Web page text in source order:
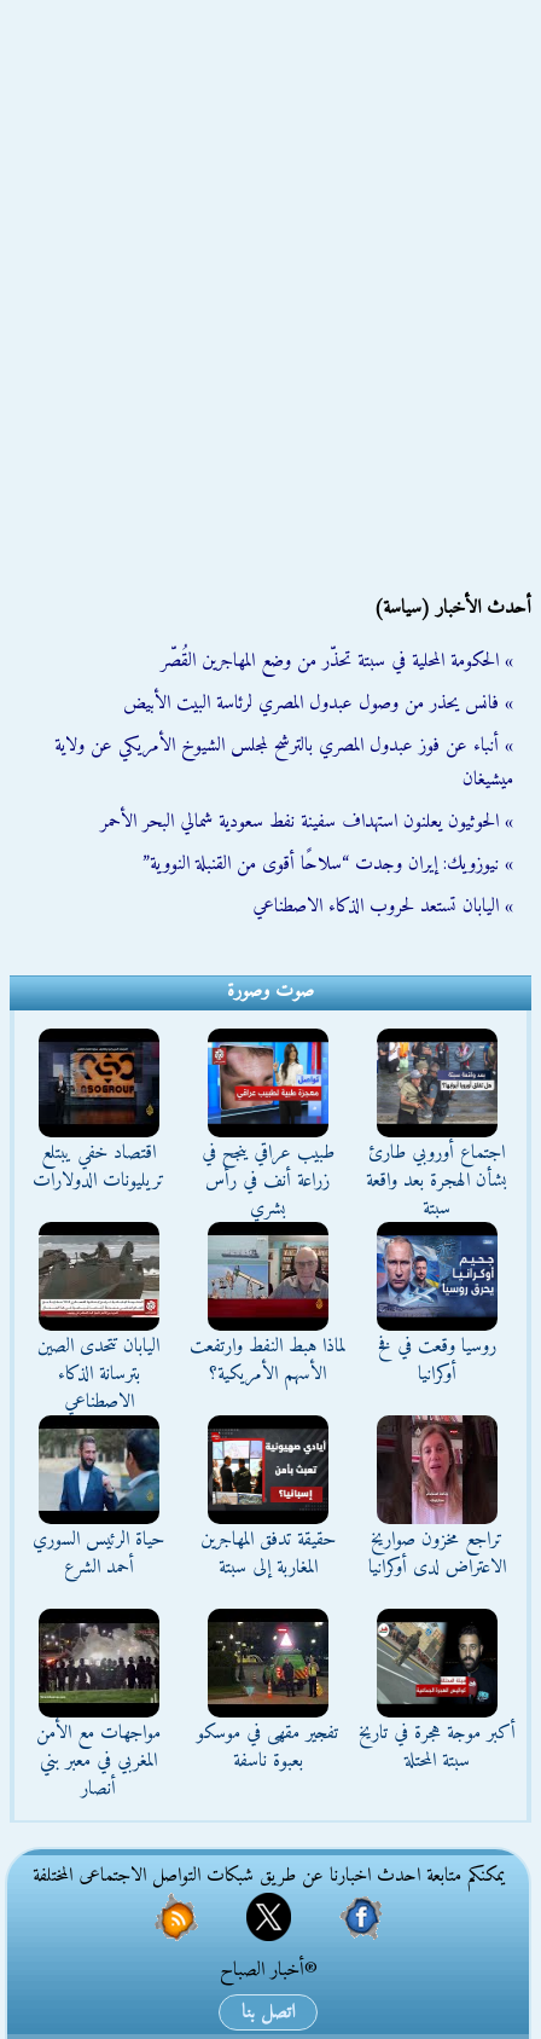
أحدث الأخبار (سياسة)
» الحكومة المحلية في سبتة تحذّر من وضع المهاجرين القُصّر
» فانس يحذر من وصول عبدول المصري لرئاسة البيت الأبيض
» أنباء عن فوز عبدول المصري بالترشح لمجلس الشيوخ الأمريكي عن ولاية
ميشيغان
» الحوثيون يعلنون استهداف سفينة نفط سعودية شمالي البحر الأحمر
» نيوزويك: إيران وجدت “سلاحًا أقوى من القنبلة النووية”
» اليابان تستعد لحروب الذكاء الاصطناعي
صوت وصورة
اجتماع أوروبي طارئ
بشأن الهجرة بعد واقعة
سبتة
طبيب عراقي ينجح في
زراعة أنف في رأس
بشري
اقتصاد خفي يبتلع
تريليونات الدولارات
روسيا وقعت في فخ
أوكرانيا
لماذا هبط النفط وارتفعت
الأسهم الأمريكية؟
اليابان تتحدى الصين
بترسانة الذكاء
الاصطناعي
تراجع مخزون صواريخ
الاعتراض لدى أوكرانيا
حقيقة تدفق المهاجرين
المغاربة إلى سبتة
حياة الرئيس السوري
أحمد الشرع
أكبر موجة هجرة في تاريخ
سبتة المحتلة
تفجير مقهى في موسكو
بعبوة ناسفة
مواجهات مع الأمن
المغربي في معبر بني
أنصار
يمكنكم متابعة احدث اخبارنا عن طريق شبكات التواصل الاجتماعى المختلفة
®أخبار الصباح
اتصل بنا